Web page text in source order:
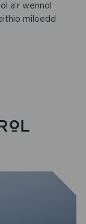
a’r wennol
miloedd